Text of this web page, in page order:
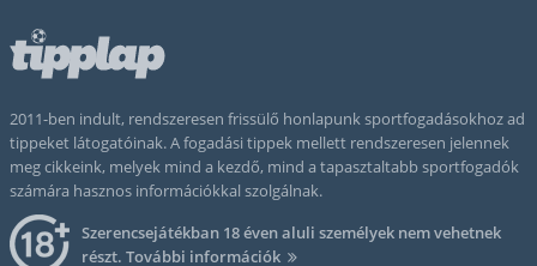
2011-ben indult, rendszeresen frissülő honlapunk sportfogadásokhoz ad
tippeket látogatóinak. A fogadási tippek mellett rendszeresen jelennek
meg cikkeink, melyek mind a kezdő, mind a tapasztaltabb sportfogadók
számára hasznos információkkal szolgálnak.
Szerencsejátékban 18 éven aluli személyek nem vehetnek
részt. További információk